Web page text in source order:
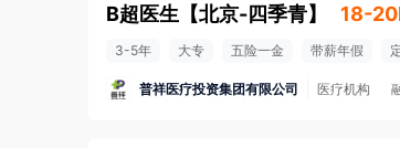
B超医生 【北京-四季青】 18-
3-5年 大专 五险一金 带薪年假
普祥医疗投资集团有限公司 医疗机构